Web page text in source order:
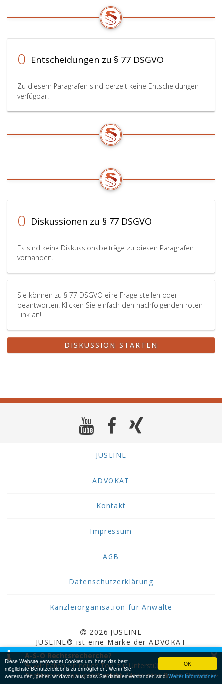
OK
Diese Website verwendet Cookies um Ihnen das best
möglichste Benutzererlebnis zu ermöglichen. Wenn Sie
weitersurfen, gehen wir davon aus, dass Sie damit einverstanden sind.Weiter Informationen
0 Entscheidungen zu § 77 DSGVO
Zu diesem Paragrafen sind derzeit keine Entscheidungen
verfügbar.
0 Diskussionen zu § 77 DSGVO
Es sind keine Diskussionsbeiträge zu diesen Paragrafen
vorhanden.
Sie können zu § 77 DSGVO eine Frage stellen oder
beantworten. Klicken Sie einfach den nachfolgenden roten
Link an!
DISKUSSION STARTEN
JUSLINE
ADVOKAT
Kontakt
Impressum
AGB
Datenschutzerklärung
Kanzleiorganisation für Anwälte
2026 JUSLINE
JUSLINE® ist eine Marke der ADVOKAT
Unternehmensberatung Greiter & Greiter GmbH.
×
A-S-O Rechtsrecherche?
Wir haben ein neues Tool zur Unterstützung bei der
Rechtsrecherche veröffentlicht. Mehr Infos finden Sie hier >>